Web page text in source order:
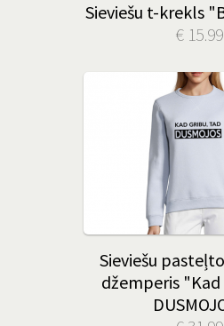
Sieviešu t-krekls
€ 15.99
Sieviešu
džemperis